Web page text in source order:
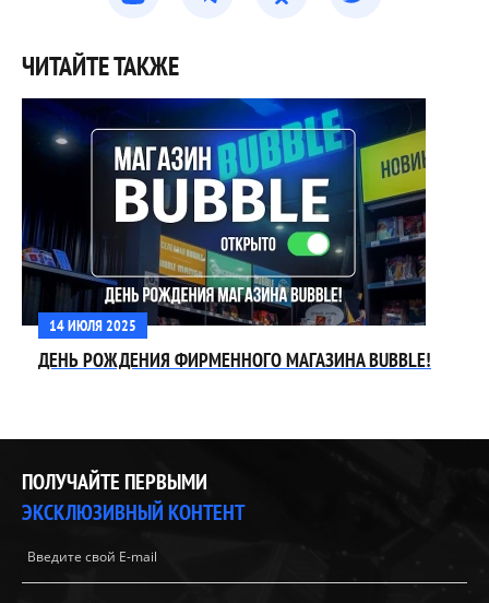
ЧИТАЙТЕ ТАКЖЕ
14 ИЮЛЯ 2025
ДЕНЬ РОЖДЕНИЯ ФИРМЕННОГО МАГАЗИНА BUBBLE!
ПОЛУЧАЙТЕ ПЕРВЫМИ
ЭКСКЛЮЗИВНЫЙ КОНТЕНТ